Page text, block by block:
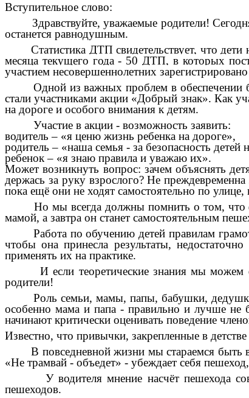
Вступительное слово:
Здравствуйте, уважаемые родители! Сегодня
останется равнодушным.
Статистика ДТП свидетельствует, что дети
месяца текущего года - 50 ДТП, в которых
участием несовершеннолетних
Одной из важных проблем в обеспечении
стали участниками акции «Добрый знак». Как
на дороге и особого внимания к детям.
Участие в акции - возможность заявить:
водитель – «я ценю жизнь ребенка на дороге»,
родитель – «наша семья - за безопасность детей
ребенок – «я знаю правила и уважаю их».
Может возникнуть вопрос: зачем объяснять
держась за руку взрослого? Не
пока ещё они не ходят самостоятельно по
Но мы всегда должны помнить о том, что
мамой, а завтра он станет самостоятельным
Работа по обучению детей правилам
чтобы она принесла результаты,
применять их на практике.
И если теоретические знания мы можем
родители!
Роль семьи, мамы, папы, бабушки, дедушки,
особенно мама и папа - правильно и лучше не
начинают критически оценивать поведение
Известно, что привычки, закрепленные в
В повседневной жизни мы стараемся быть
«Не трамвай - объедет» - убеждает себя
У водителя мнение насчёт пешехода
пешеходов.